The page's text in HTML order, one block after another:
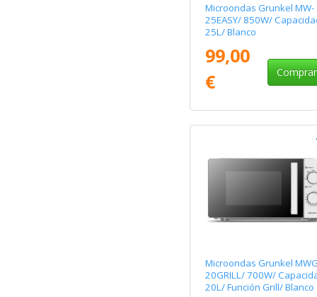
Microondas Grunkel MW-
25EASY/ 850W/
25L/ Blanco
99,00
€
Comprar
Microondas Grunkel
20GRILL/ 700W/
20L/ Función Grill/ Blanco